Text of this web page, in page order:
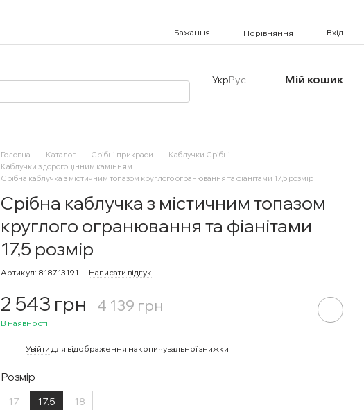
Бажання Порівняння Вхід
УкрРус Мій кошик
Головна Каталог Срібні прикраси
Каблучки Срібні
Каблучки з дорогоцінним камінням
Срібна каблучка з містичним топазом круглого огранювання та фіанітами 17,5 розмір
Срібна каблучка з містичним топазом
круглого огранювання та фіанітами
17,5 розмір
Артикул: 818713191 Написати відгук
2 543 грн 4 139 грн
В наявності
Увійти для відображення накопичувальної знижки
Розмір
17 17.5 18